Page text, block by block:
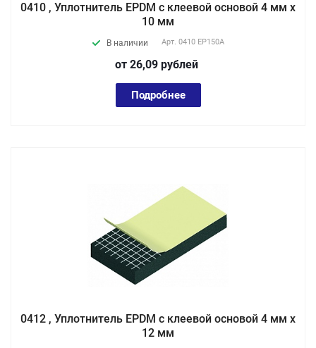
0410 , Уплотнитель EPDM с клеевой основой 4 мм х
10 мм
В наличии Арт. 0410 EP150А
от 26,09 рублей
Подробнее
0412 , Уплотнитель EPDM с клеевой основой 4 мм х
12 мм